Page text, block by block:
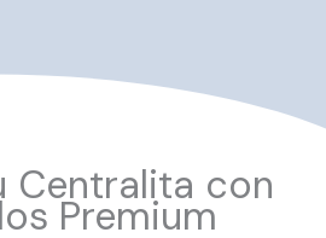
Centralita con
Premium